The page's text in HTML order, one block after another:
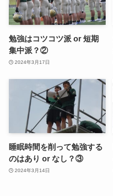
勉強はコツコツ派 or 短期
集中派？②
2024年3月17日
睡眠時間を削って勉強する
のはあり or なし？③
2024年3月14日